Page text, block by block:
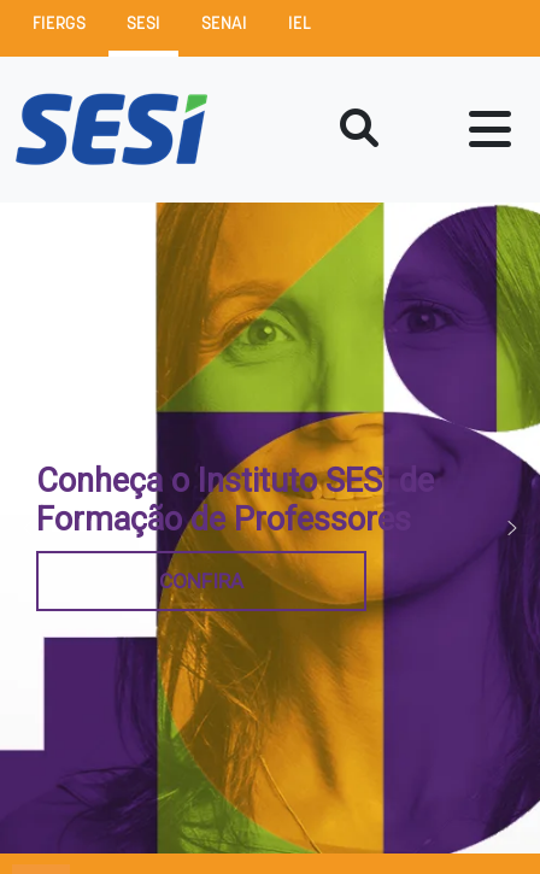
FIERGS SESI SENAI IEL
Conheça o Instituto SESI de
Formação de Professores
CONFIRA